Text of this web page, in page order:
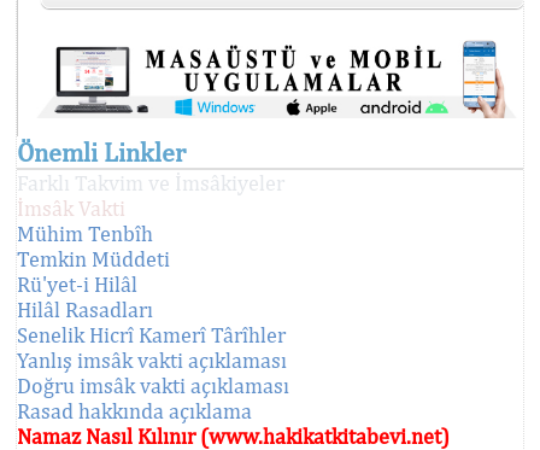
Önemli Linkler
Farklı Takvim ve İmsâkiyeler
İmsâk Vakti
Mühim Tenbîh
Temkin Müddeti
Rü'yet-i Hilâl
Hilâl Rasadları
Senelik Hicrî Kamerî Târîhler
Yanlış imsâk vakti açıklaması
Doğru imsâk vakti açıklaması
Rasad hakkında açıklama
Namaz Nasıl Kılınır (www.hakikatkitabevi.net)